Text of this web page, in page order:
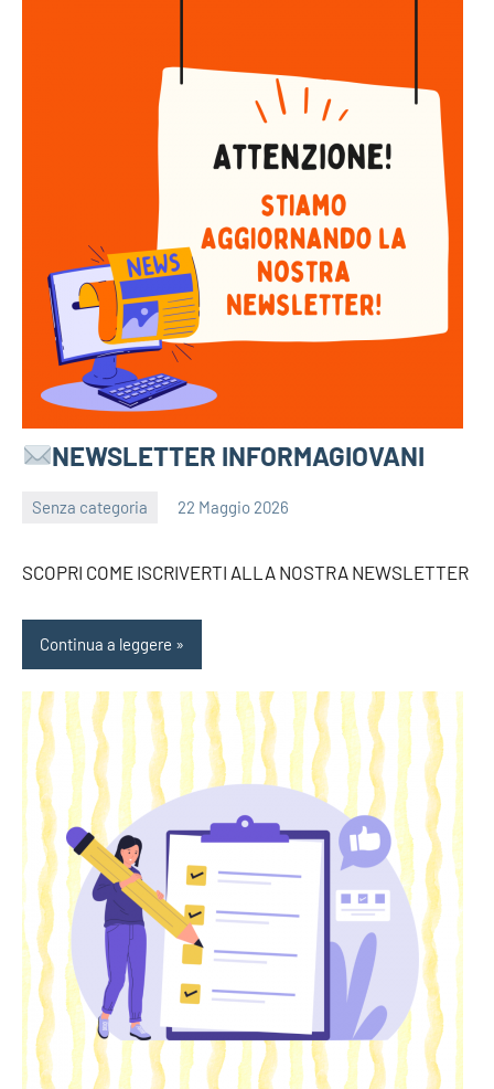
NEWSLETTER INFORMAGIOVANI
Senza categoria 22 Maggio 2026
SCOPRI COME ISCRIVERTI ALLA NOSTRA NEWSLETTER
Continua a leggere